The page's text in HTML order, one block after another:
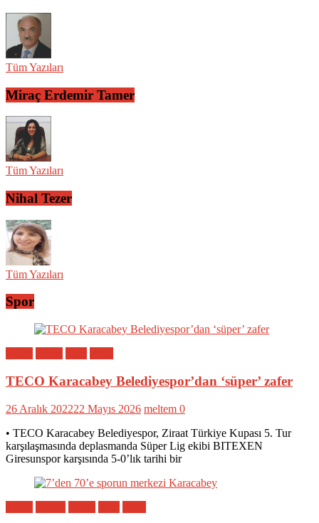
Tüm Yazıları
Miraç Erdemir Tamer
Tüm Yazıları
Nihal Tezer
Tüm Yazıları
Spor
TECO Karacabey Belediyespor’dan ‘süper’ zafer
26 Aralık 202222 Mayıs 2026 meltem 0
• TECO Karacabey Belediyespor, Ziraat Türkiye Kupası 5. Tur
karşılaşmasında deplasmanda Süper Lig ekibi BITEXEN
Giresunspor karşısında 5-0’lık tarihi bir